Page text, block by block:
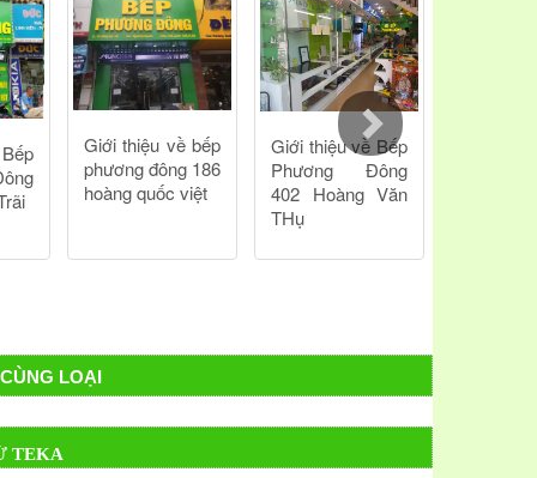
cao, rất cứng, bền, có khả năng truyền nhiệt và
va đập dễ dàng vệ sinh, lau chùi.
chính là không kén xoong nồi. Các loại xoong
có thể sử dụng được với
bếp hồng ngoại
hề nhỏ cho bộ nồi.
LOẠI
TEKA